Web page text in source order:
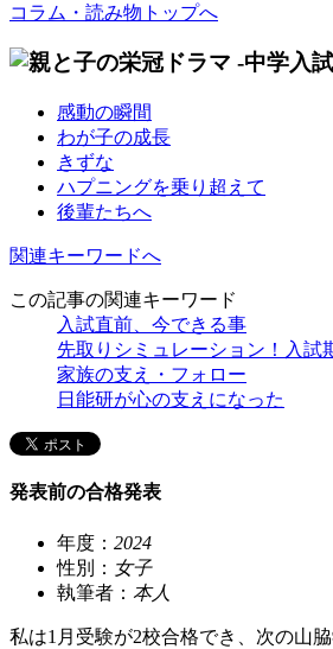
コラム・読み物トップへ
感動の瞬間
わが子の成長
きずな
ハプニングを乗り超えて
後輩たちへ
関連キーワードへ
この記事の関連キーワード
入試直前、今できる事
先取りシミュレーション！入試
家族の支え・フォロー
日能研が心の支えになった
発表前の合格発表
年度： 2024
性別： 女子
執筆者： 本人
私は1月受験が2校合格でき、次の山